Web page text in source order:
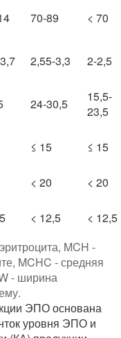
70-89 < 70
2,55-3,3 2-2,5
24-30,5
15,5-
23,5
≤ 15 ≤ 15
< 20 < 20
< 12,5
< 12,5
MCH -
MCHC - средняя
- ширина
ЭПО основана
уровня ЭПО и